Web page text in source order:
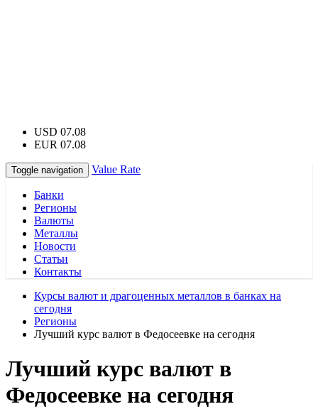
USD 07.08
EUR 07.08
Toggle navigation Value Rate
Банки
Регионы
Валюты
Металлы
Новости
Статьи
Контакты
Курсы валют и драгоценных металлов в банках на
сегодня
Регионы
Лучший курс валют в Федосеевке на сегодня
Лучший курс валют в
Федосеевке на сегодня